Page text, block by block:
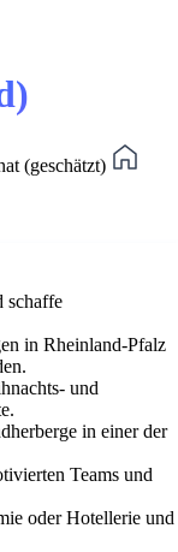
(geschätzt)
schaffe
in Rheinland-Pfalz
und
in einer der
Teams und
oder Hotellerie und